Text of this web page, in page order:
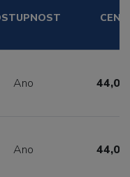
CENA
Ano 44,00
Ano 44,00